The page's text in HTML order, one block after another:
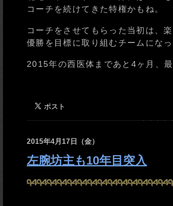
コーチを続けてきた特権かもね。
コーチをさせてもらった当初は、
優勝を目標に取り組むチームになっ
2015年の西医体まであと4ヶ月、
2015年4月17日（金）
左腕坊主も10年目突入